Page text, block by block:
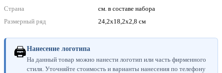
Страна
см. в составе набора
Размерный ряд
24,2х18,2х2,8 см
🖨Нанесение логотипа
На данный товар можно нанести логотип или часть фирменного
стиля. Уточняйте стоимость и варианты нанесения по телефону